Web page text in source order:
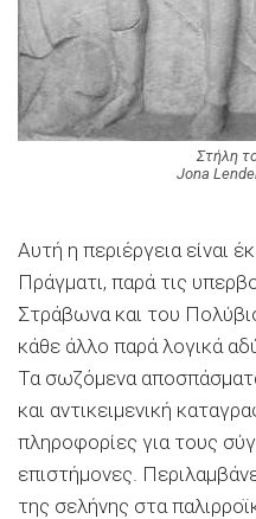
Στήλη
Jona
Αυτή η περιέργεια είναι
Πράγματι, παρά τις
Στράβωνα και του
κάθε άλλο παρά λογικά
Τα σωζόμενα
και αντικειμενική
πληροφορίες για τους
επιστήμονες.
της σελήνης στα